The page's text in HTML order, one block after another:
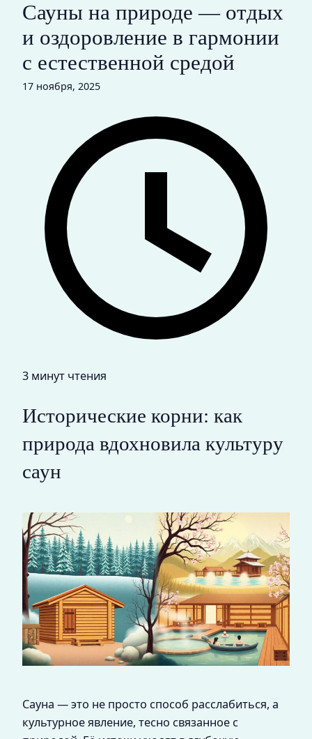
Сауны на природе — отдых
и оздоровление в гармонии
с естественной средой
17 ноября, 2025
3 минут чтения
Исторические корни: как
природа вдохновила культуру
саун
Сауна — это не просто способ расслабиться, а
культурное явление, тесно связанное с